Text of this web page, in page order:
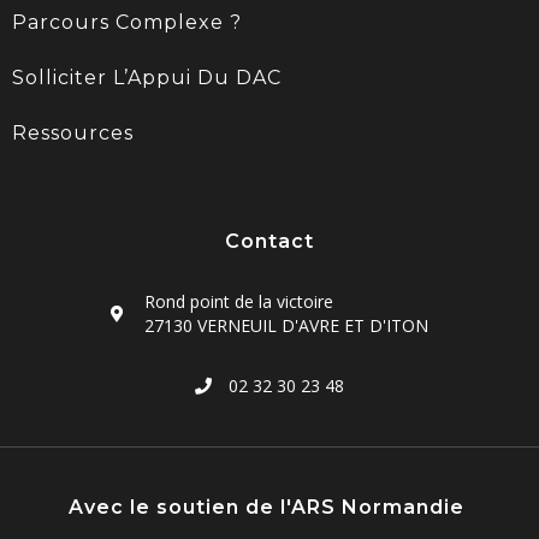
Parcours Complexe ?
Solliciter L’Appui Du DAC
Ressources
Contact
Rond point de la victoire
27130 VERNEUIL D'AVRE ET D'ITON
02 32 30 23 48
Avec le soutien de l'ARS Normandie